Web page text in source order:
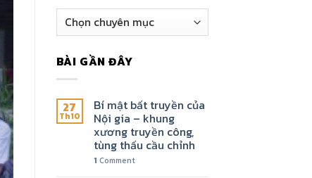
Chuyên
mục
BÀI GẦN ĐÂY
27
Th10
Bí mật bất truyền của
Nội gia – khung
xương truyền công,
tùng thấu cầu chỉnh
1 Comment